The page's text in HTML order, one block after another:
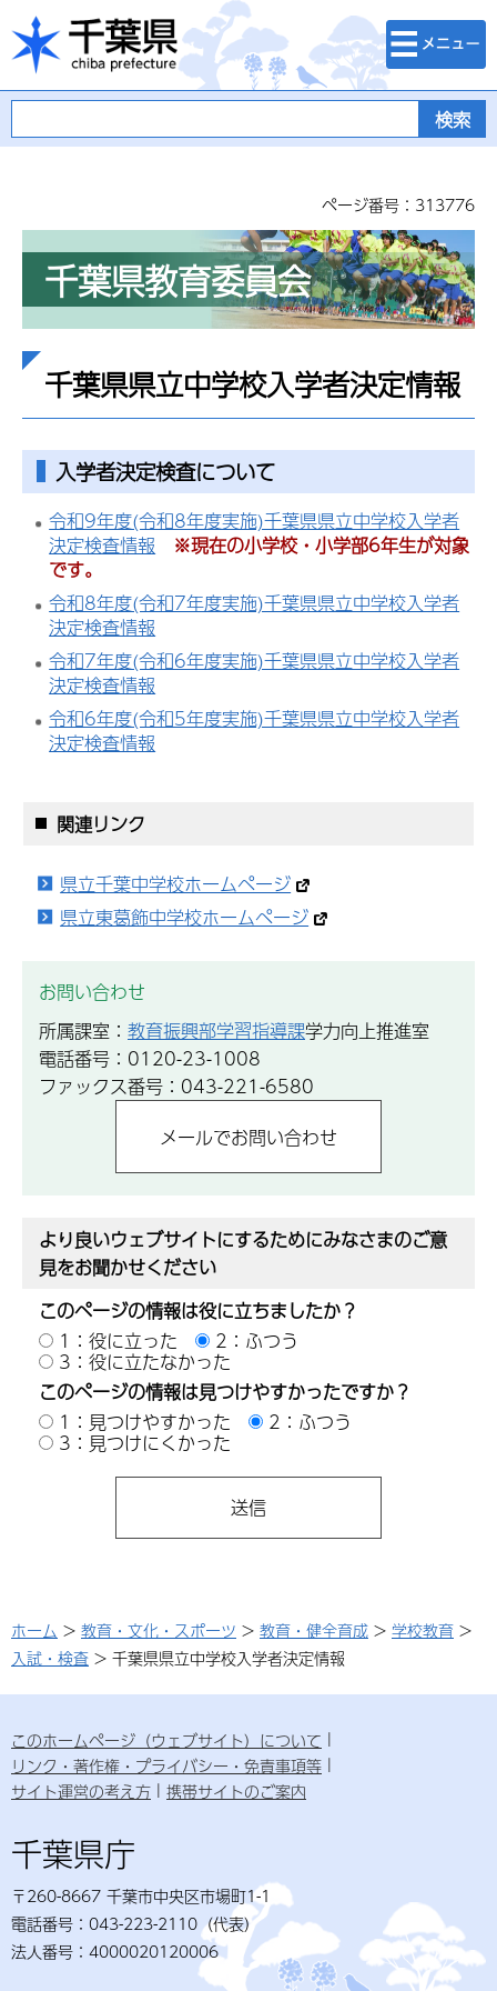
千葉県
検索・メニュ
ー
ページ番号：313776
千葉県教育委員会
千葉県県立中学校入学者決定情報
入学者決定検査について
令和9年度(令和8年度実施)千葉県県立中学校入学者
決定検査情報
※現在の小学校・小学部6年生が対象
です。
令和8年度(令和7年度実施)千葉県県立中学校入学者
決定検査情報
令和7年度(令和6年度実施)千葉県県立中学校入学者
決定検査情報
令和6年度(令和5年度実施)千葉県県立中学校入学者
決定検査情報
関連リンク
県立千葉中学校ホームページ
県立東葛飾中学校ホームページ
お問い合わせ
所属課室： 教育振興部学習指導課学力向上推進室
電話番号：0120-23-1008
ファックス番号：043-221-6580
より良いウェブサイトにするためにみなさまのご意
見をお聞かせください
このページの情報は役に立ちましたか？
1：役に立った
2：ふつう
3：役に立たなかった
このページの情報は見つけやすかったですか？
1：見つけやすかった
2：ふつう
3：見つけにくかった
ホーム > 教育・文化・スポーツ > 教育・健全育成 > 学校教育 >
入試・検査 > 千葉県県立中学校入学者決定情報
このホームページ（ウェブサイト）について
リンク・著作権・プライバシー・免責事項等
サイト運営の考え方
携帯サイトのご案内
千葉県庁
〒260-8667 千葉市中央区市場町1-1
電話番号：043-223-2110（代表）
法人番号：4000020120006